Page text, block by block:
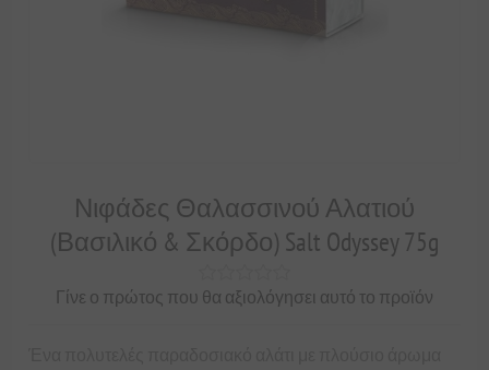
Νιφάδες Θαλασσινού Αλατιού
(Βασιλικό & Σκόρδο) Salt Odyssey 75g
Γίνε ο πρώτος που θα αξιολόγησει αυτό το προϊόν